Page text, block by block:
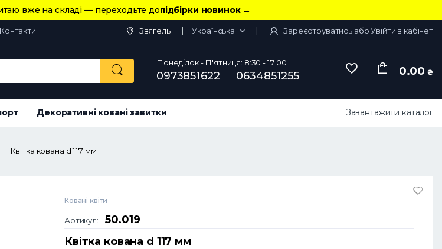
вже на складі — переходьте допідбірки новинок →
Контакти Звягель Українська Зареєструватись або Увійти в кабінет
Понеділок - П'ятниця: 8:30 - 17:00
0973851622 0634851255 0.00 ₴
Декоративні ковані завитки Завантажити каталог
Квітка кована d 117 мм
Ковані квіти
Артикул:
50.019
Квітка кована d 117 мм